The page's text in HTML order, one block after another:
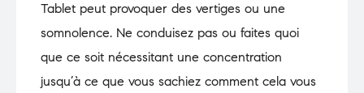
Tablet peut provoquer des vertiges ou une
somnolence. Ne conduisez pas ou faites quoi
que ce soit nécessitant une concentration
jusqu’à ce que vous sachiez comment cela vous